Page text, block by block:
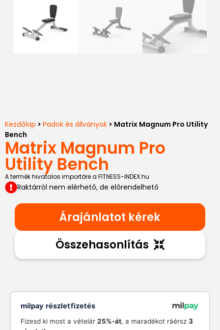
Kezdőlap > Padok és állványok > Matrix Magnum Pro Utility
Bench
Matrix Magnum Pro
Utility Bench
A termék hivatalos importőre a FITNESS-INDEX.hu
Raktárról nem elérhető, de előrendelhető
Árajánlatot kérek
Összehasonlítás
milpay részletfizetés
Fizesd ki most a vételár 25%-át, a maradékot ráérsz 3